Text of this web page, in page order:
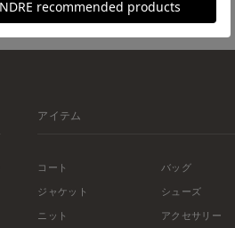
アイテム
コート
ジャケット
ニット
バッグ
シューズ
アクセサリー